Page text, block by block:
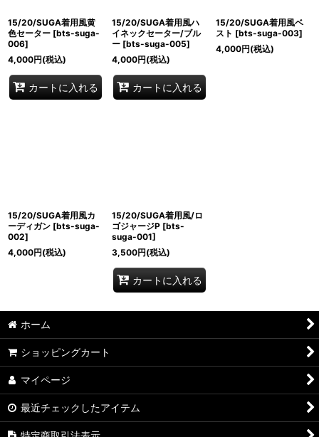
15/20/SUGA着用風黄
色セーター [bts-suga-
006]
4,000円(税込)
カートに入れる
15/20/SUGA着用風ハ
イネックセーター/ブル
ー [bts-suga-005]
4,000円(税込)
カートに入れる
15/20/SUGA着用風ベ
スト [bts-suga-003]
4,000円(税込)
15/20/SUGA着用風カ
ーディガン [bts-suga-
002]
4,000円(税込)
15/20/SUGA着用風/ロ
ゴジャージP [bts-
suga-001]
3,500円(税込)
カートに入れる
ホーム
ショッピングカート
マイページ
最近チェックしたアイテム